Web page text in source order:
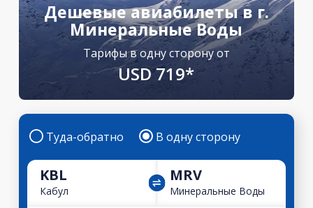
Дешевые авиабилеты в г.
Минеральные Воды
Тарифы в одну сторону от
USD 719*
Туда-обратно В одну сторону
KBL
Кабул
MRV
Минеральные Воды